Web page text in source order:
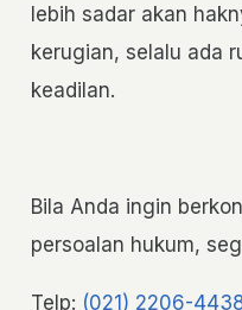
lebih sadar akan
kerugian, selalu ada
keadilan.
Bila Anda ingin
persoalan hukum,
Telp: (021) 2206-